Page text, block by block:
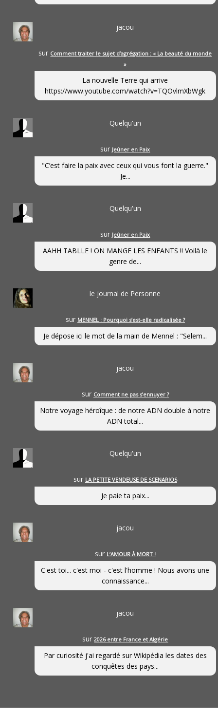
jacou
sur Comment traiter le sujet d’agrégation : « La beauté du monde
»
La nouvelle Terre qui arrive
https://www.youtube.com/watch?v=TQOvlmXbWgk
Quelqu'un
sur Jeûner en Paix
"C’est faire la paix avec ceux qui vous font la guerre."
Je...
Quelqu'un
sur Jeûner en Paix
AAHH TABLLE ! ON MANGE LES ENFANTS !! Voilà le
genre de...
le journal de Personne
sur MENNEL : Pourquoi s’est-elle radicalisée ?
Je dépose ici le mot de la main de Mennel : "Selem...
jacou
sur Comment ne pas s’ennuyer ?
Notre voyage héroîque : de notre ADN double à notre
ADN total...
Quelqu'un
sur LA PETITE VENDEUSE DE SCENARIOS
Je paie ta paix...
jacou
sur L’AMOUR À MORT !
C'est toi... c'est moi - c'est l'homme ! Nous avons une
connaissance...
jacou
sur2026 entre France et Algérie
Par curiosité j'ai regardé sur Wikipédia les dates des
conquêtes des pays...